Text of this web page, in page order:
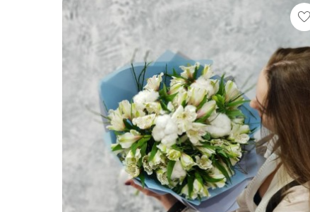
Оформите заказ на сайте и получите
доставкой цветов по всей Москве.
с букетом из гербер спайдер от «Талисман